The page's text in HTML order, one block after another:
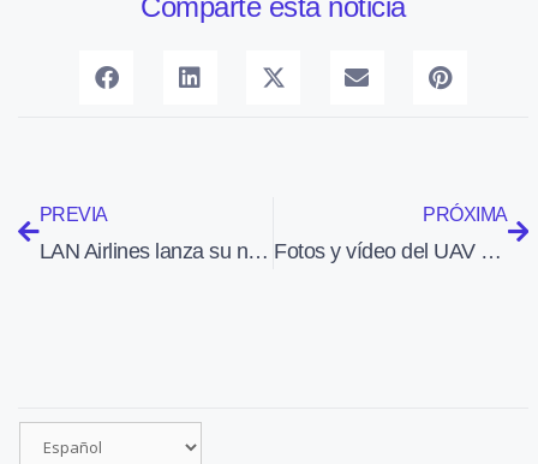
Comparte esta noticia
PREVIA
LAN Airlines lanza su nueva filial en Colombia y suma a su red 23 destinos
PRÓXIMA
Fotos y vídeo del UAV de EEUU que Irán dice haber capturado